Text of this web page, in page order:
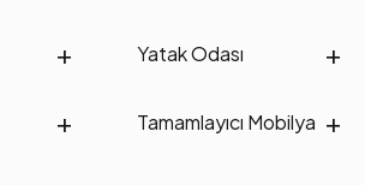
Yatak Odası
Tamamlayıcı Mobilya